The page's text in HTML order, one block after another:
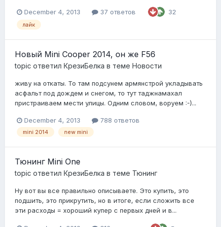
December 4, 2013 37 ответов 32
лайк
Новый Mini Cooper 2014, он же F56
topic ответил КрезиБелка в теме Новости
живу на откаты. То там подсунем армянстрой укладывать
асфальт под дождем и снегом, то тут таджнамахал
пристраиваем мести улицы. Одним словом, воруем :-)...
December 4, 2013 788 ответов
mini 2014 new mini
Тюнинг Mini One
topic ответил КрезиБелка в теме Тюнинг
Ну вот вы все правильно описываете. Это купить, это
подшить, это прикрутить, но в итоге, если сложить все
эти расходы = хороший купер с первых дней и в...